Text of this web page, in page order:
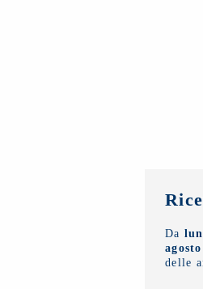
Da
delle